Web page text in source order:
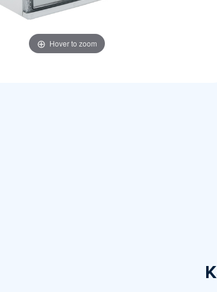
Hover to zoom